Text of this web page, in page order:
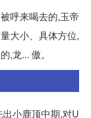
呼来喝去的,玉帝
大小、具体方位,
,龙... 傲。
小鹿顶中期,对U